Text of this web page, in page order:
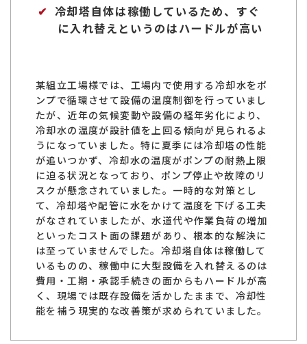
冷却塔自体は稼働しているため、すぐ
に入れ替えというのはハードルが高い
某組立工場様では、工場内で使用する冷却水をポ
ンプで循環させて設備の温度制御を行っていまし
たが、近年の気候変動や設備の経年劣化により、
冷却水の温度が設計値を上回る傾向が見られるよ
うになっていました。特に夏季には冷却塔の性能
が追いつかず、冷却水の温度がポンプの耐熱上限
に迫る状況となっており、ポンプ停止や故障のリ
スクが懸念されていました。一時的な対策とし
て、冷却塔や配管に水をかけて温度を下げる工夫
がなされていましたが、水道代や作業負荷の増加
といったコスト面の課題があり、根本的な解決に
は至っていませんでした。冷却塔自体は稼働して
いるものの、稼働中に大型設備を入れ替えるのは
費用・工期・承認手続きの面からもハードルが高
く、現場では既存設備を活かしたままで、冷却性
能を補う現実的な改善策が求められていました。